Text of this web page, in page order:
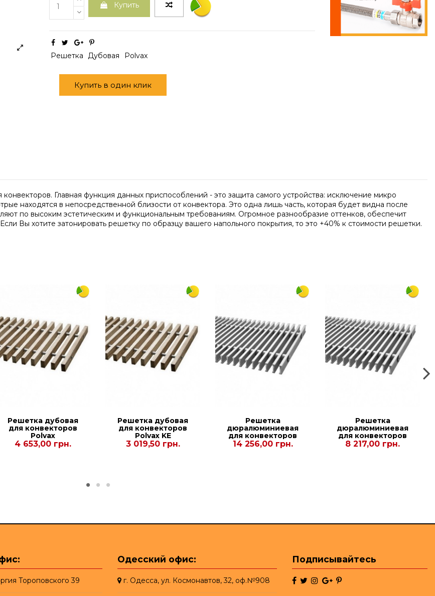
Купить
Решетка Дубовая Polvax
Купить в один клик
Главная функция данных приспособлений - это защита самого устройства: исключение микро
находятся в непосредственной близости от конвектора. Это одна лишь часть, которая будет видна после
по высоким эстетическим и функциональным требованиям. Огромное разнообразие оттенков, обеспечит
Вы хотите затонировать решетку по образцу вашего напольного покрытия, то это +40% к стоимости решетки.
Решетка дубовая
для конвекторов
Polvax
KVM.PLUS.380.2500.120
4 653,00 грн.
Решетка дубовая
для конвекторов
Рolvax KE
230.2500.120
3 019,50 грн.
Решетка
дюралюминиевая
для конвекторов
Polvax
KVM.360.3000.67
14 256,00 грн.
Решетка
дюралюминиевая
для конвекторов
Рolvax KE
300.2000.90
8 217,00 грн.
Тороповского 39
Одесский офис:
г. Одесса, ул. Космонавтов, 32, оф.№908
Подписывайтесь